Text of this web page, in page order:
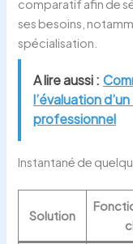
comparatif afin de
ses besoins,
spécialisation.
A lire aussi :
l’évaluation
professionnel
Instantané de
Solution